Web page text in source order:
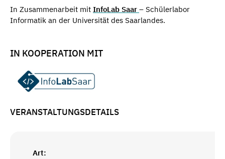
In Zusammenarbeit mit InfoLab Saar – Schülerlabor
Informatik an der Universität des Saarlandes.
IN KOOPERATION MIT
VERANSTALTUNGSDETAILS
Art: